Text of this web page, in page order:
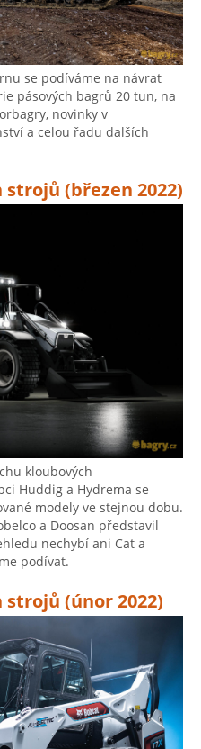
se podíváme na návrat
pásových bagrů 20 tun, na
novinky v
a celou řadu dalších
(březen 2022)
kloubových
Huddig a Hydrema se
modely ve stejnou dobu.
a Doosan představil
nechybí ani Cat a
podívat.
(únor 2022)